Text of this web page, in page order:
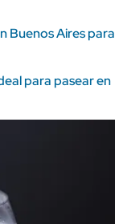
Buenos Aires para
para pasear en